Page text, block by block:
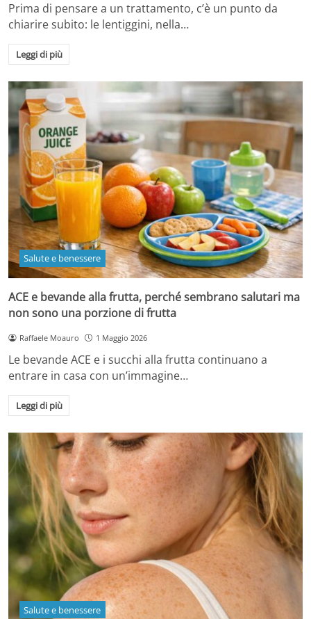
Prima di pensare a un trattamento, c’è un punto da
chiarire subito: le lentiggini, nella…
Leggi di più
Salute e benessere
ACE e bevande alla frutta, perché sembrano salutari ma
non sono una porzione di frutta
Raffaele Moauro 1 Maggio 2026
Le bevande ACE e i succhi alla frutta continuano a
entrare in casa con un’immagine…
Leggi di più
Salute e benessere